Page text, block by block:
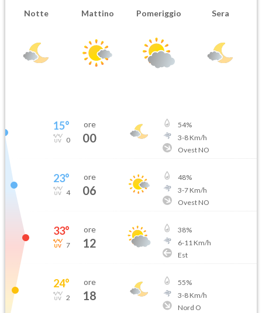
Notte Mattino Pomeriggio Sera
15°
0
ore
00
54%
3-8Km/h
Ovest NO
23°
4
ore
06
48%
3-7Km/h
Ovest NO
33°
7
ore
12
38%
6-11 Km/h
Est
24°
2
ore
18
55%
3-8Km/h
Nord O